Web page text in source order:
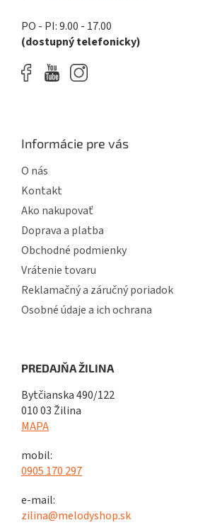
PO - PI: 9.00 - 17.00
(dostupný telefonicky)
Informácie pre vás
O nás
Kontakt
Ako nakupovať
Doprava a platba
Obchodné podmienky
Vrátenie tovaru
Reklamačný a záručný poriadok
Osobné údaje a ich ochrana
PREDAJŇA ŽILINA
Bytčianska 490/122
010 03 Žilina
MAPA
mobil:
0905 170 297
e-mail:
zilina@melodyshop.sk